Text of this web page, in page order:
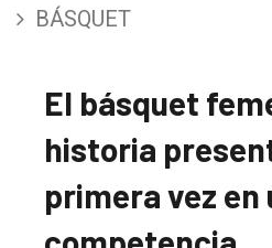
BÁSQUET
El básquet
historia
primera vez en